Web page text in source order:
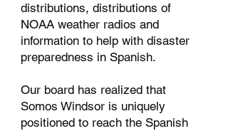
distributions, distributions of
NOAA weather radios and
information to help with disaster
preparedness in Spanish.
Our board has realized that
Somos Windsor is uniquely
positioned to reach the Spanish